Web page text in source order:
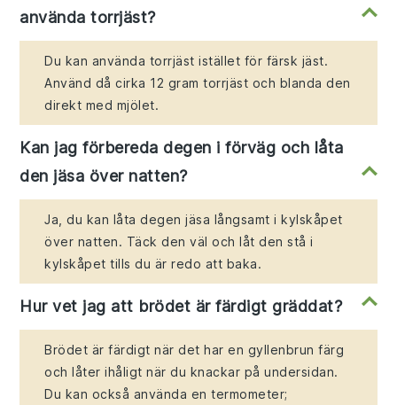
använda torrjäst?
Du kan använda torrjäst istället för färsk jäst.
Använd då cirka 12 gram torrjäst och blanda den
direkt med mjölet.
Kan jag förbereda degen i förväg och låta
den jäsa över natten?
Ja, du kan låta degen jäsa långsamt i kylskåpet
över natten. Täck den väl och låt den stå i
kylskåpet tills du är redo att baka.
Hur vet jag att brödet är färdigt gräddat?
Brödet är färdigt när det har en gyllenbrun färg
och låter ihåligt när du knackar på undersidan.
Du kan också använda en termometer;